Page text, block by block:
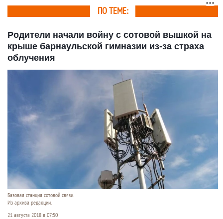
ПО ТЕМЕ:
Родители начали войну с сотовой вышкой на
крыше барнаульской гимназии из-за страха
облучения
Базовая станция сотовой связи.
Из архива редакции.
21 августа 2018 в 07:50